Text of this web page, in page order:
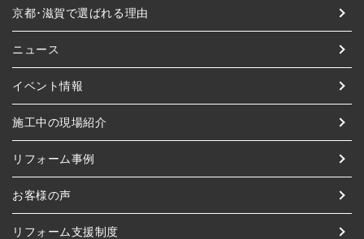
京都･滋賀で選ばれる理由
ニュース
イベント情報
施工中の現場紹介
リフォーム事例
お客様の声
リフォーム支援制度